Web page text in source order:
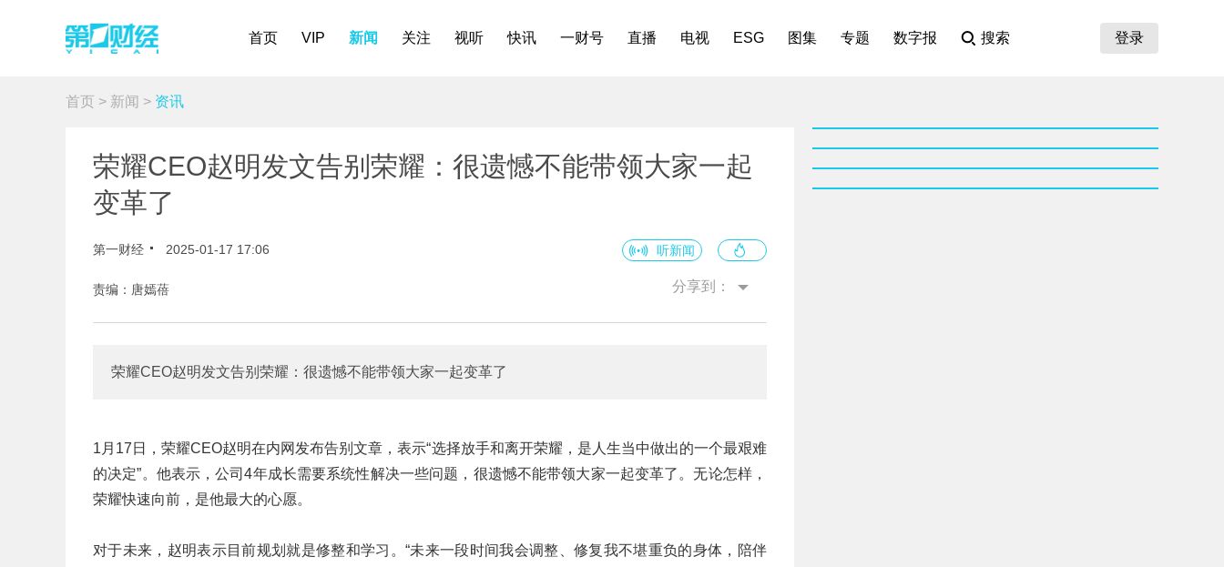
首页 VIP 新闻 关注 视听 快讯 一财号 直播 电视 ESG 图集 专题 数字报 搜索 登录
首页 > 新闻 > 资讯
荣耀CEO赵明发文告别荣耀：很遗憾不能带领大家一起
变革了
第一财经 2025-01-17 17:06 听新闻
责编：唐嫣蓓 分享到：
荣耀CEO赵明发文告别荣耀：很遗憾不能带领大家一起变革了
1月17日，荣耀CEO赵明在内网发布告别文章，表示“选择放手和离开荣耀，是人生当中做出的一个最艰难
的决定”。他表示，公司4年成长需要系统性解决一些问题，很遗憾不能带领大家一起变革了。无论怎样，
荣耀快速向前，是他最大的心愿。
对于未来，赵明表示目前规划就是修整和学习。“未来一段时间我会调整、修复我不堪重负的身体，陪伴